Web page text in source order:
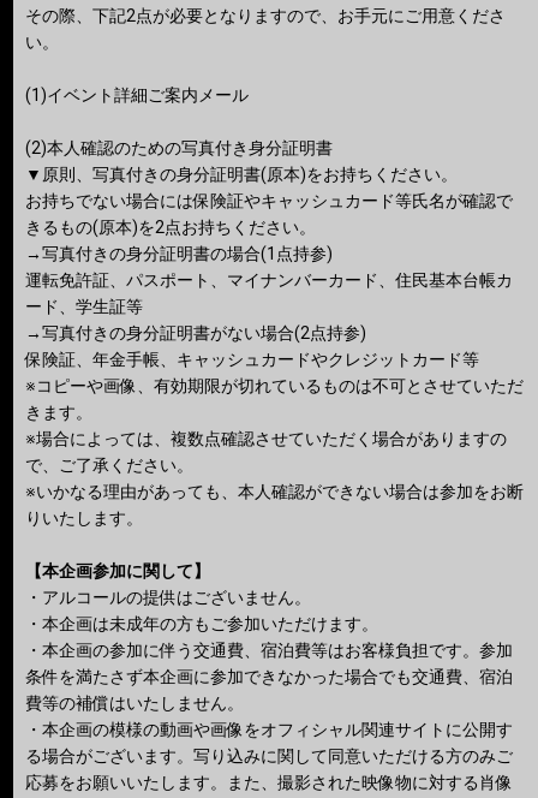
その際、下記2点が必要となりますので、お手元にご用意くださ
い。
(1)イベント詳細ご案内メール
(2)本人確認のための写真付き身分証明書
▼原則、写真付きの身分証明書(原本)をお持ちください。
お持ちでない場合には保険証やキャッシュカード等⽒名が確認で
きるもの(原本)を2点お持ちください。
→写真付きの身分証明書の場合(1点持参)
運転免許証、パスポート、マイナンバーカード、住民基本台帳カ
ード、学生証等
→写真付きの⾝分証明書がない場合(2点持参)
保険証、年金手帳、キャッシュカードやクレジットカード等
※コピーや画像、有効期限が切れているものは不可とさせていただ
きます。
※場合によっては、複数点確認させていただく場合がありますの
で、ご了承ください。
※いかなる理由があっても、本人確認ができない場合は参加をお断
りいたします。
【本企画参加に関して】
・アルコールの提供はございません。
・本企画は未成年の方もご参加いただけます。
・本企画の参加に伴う交通費、宿泊費等はお客様負担です。参加
条件を満たさず本企画に参加できなかった場合でも交通費、宿泊
費等の補償はいたしません。
・本企画の模様の動画や画像をオフィシャル関連サイトに公開す
る場合がございます。写り込みに関して同意いただける方のみご
応募をお願いいたします。また、撮影された映像物に対する肖像